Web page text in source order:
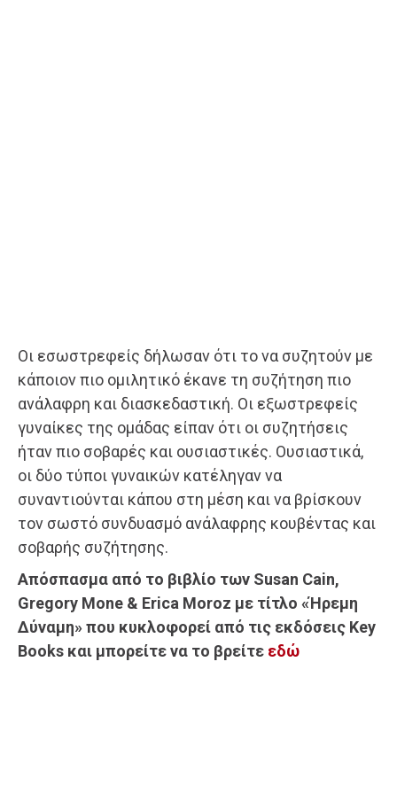
Οι εσωστρεφείς δήλωσαν ότι το να συζητούν με
κάποιον πιο ομιλητικό έκανε τη συζήτηση πιο
ανάλαφρη και διασκεδαστική. Οι εξωστρεφείς
γυναίκες της ομάδας είπαν ότι οι συζητήσεις
ήταν πιο σοβαρές και ουσιαστικές. Ουσιαστικά,
οι δύο τύποι γυναικών κατέληγαν να
συναντιούνται κάπου στη μέση και να βρίσκουν
τον σωστό συνδυασμό ανάλαφρης κουβέντας και
σοβαρής συζήτησης.
Απόσπασμα από το βιβλίο των Susan Cain,
Gregory Mone & Erica Moroz με τίτλο «Ήρεμη
Δύναμη» που κυκλοφορεί από τις εκδόσεις Key
Books και μπορείτε να το βρείτε εδώ